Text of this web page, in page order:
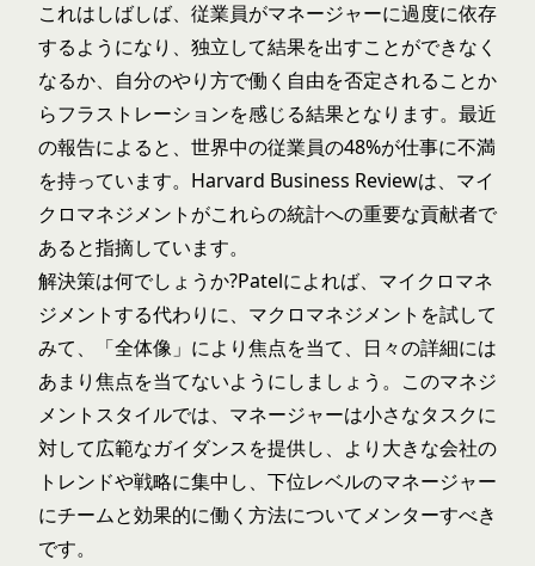
これはしばしば、従業員がマネージャーに過度に依存
するようになり、独立して結果を出すことができなく
なるか、自分のやり方で働く自由を否定されることか
らフラストレーションを感じる結果となります。最近
の報告によると、世界中の従業員の48%が仕事に不満
を持っています。 Harvard Business Reviewは、マイ
クロマネジメントがこれらの統計への重要な貢献者で
あると指摘しています。
解決策は何でしょうか?Patelによれば、マイクロマネ
ジメントする代わりに、マクロマネジメントを試して
みて、「全体像」により焦点を当て、日々の詳細には
あまり焦点を当てないようにしましょう。このマネジ
メントスタイルでは、マネージャーは小さなタスクに
対して広範なガイダンスを提供し、より大きな会社の
トレンドや戦略に集中し、下位レベルのマネージャー
にチームと効果的に働く方法についてメンターすべき
です。